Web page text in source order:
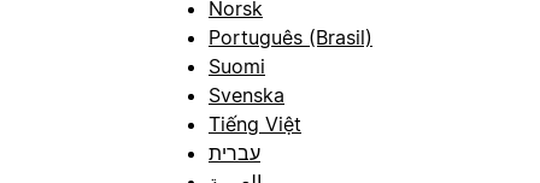
Norsk
Português (Brasil)
Suomi
Svenska
Tiếng Việt
עברית